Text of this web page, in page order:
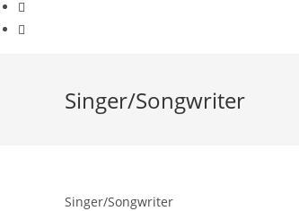
Singer/Songwriter
Singer/Songwriter